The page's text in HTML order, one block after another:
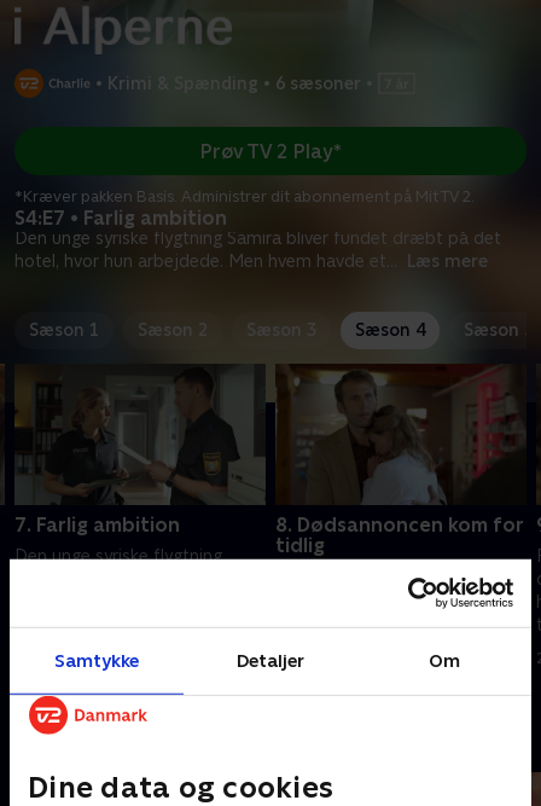
Samtykke Detaljer Om
Dine data og cookies
• Krimi & Spænding • 6 sæsoner •
S4:E7 • Farlig ambition
Den unge syriske flygtning Samira bliver fundet dræbt på det
hotel, hvor hun arbejdede. Men hvem havde et... Læs mere
Prøv TV 2 Play*
*Kræver pakken Basis. Administrer dit abonnement på Mit TV 2.
Sæson 1 Sæson 2 Sæson 3 Sæson 4 Sæson 5
7. Farlig ambition
Den unge syriske flygtning
Men hvem havde et motiv for
22. oktober 2025 • 48 min
8. Dødsannoncen kom for
tidlig
Apotekeren Markus Wittig
læser sin egen dødsannonce -
og bliver kort tid efter slået
søster, Maria, som parcoach
med stor succes.
Andre så også